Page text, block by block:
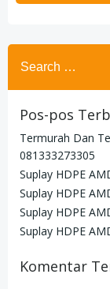
Search
for:
Pos-pos
Termurah Dan
081333273305
Suplay HDPE
Suplay HDPE
Suplay HDPE
Suplay HDPE
Komentar